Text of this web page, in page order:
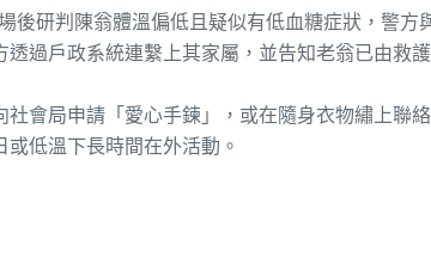
後研判陳翁體溫偏低且疑似有低血糖症狀，警方
過戶政系統連繫上其家屬，並告知老翁已由救
會局申請「愛心手鍊」，或在隨身衣物繡上聯
低溫下長時間在外活動。